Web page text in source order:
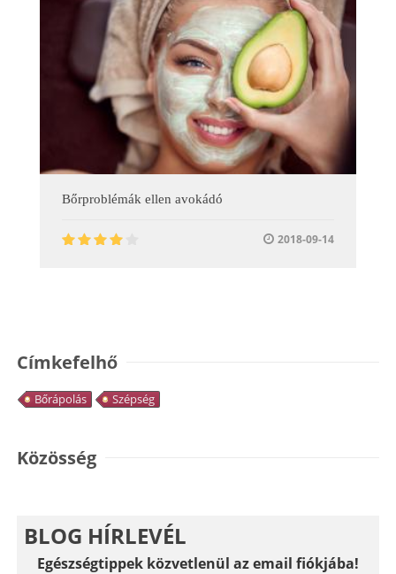
Bőrproblémák ellen avokádó
2018-09-14
Címkefelhő
Bőrápolás Szépség
Közösség
BLOG HÍRLEVÉL
Egészségtippek közvetlenül az email fiókjába!